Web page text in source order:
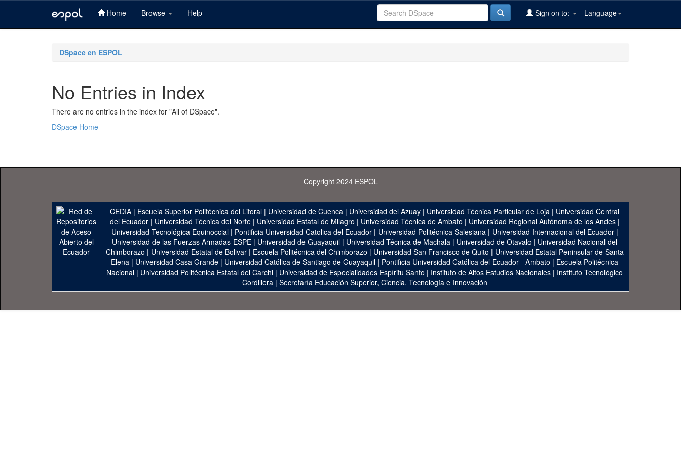
Home Browse Help Language
Sign on to:
DSpace en ESPOL
No Entries in Index
There are no entries in the index for "All of DSpace".
DSpace Home
Copyright 2024 ESPOL
CEDIA | Escuela Superior Politécnica del Litoral | Universidad de Cuenca | Universidad del Azuay | Universidad Técnica Particular de Loja | Universidad Central
del Ecuador| Universidad Técnica del Norte| Universidad Estatal de Milagro | Universidad Técnica de Ambato | Universidad Regional Autónoma de los Andes|
Universidad Tecnológica Equinoccial| Pontificia Universidad Catolica del Ecuador| Universidad Politécnica Salesiana| Universidad Internacional del Ecuador|
Universidad de las Fuerzas Armadas-ESPE | Universidad de Guayaquil | Universidad Técnica de Machala | Universidad de Otavalo | Universidad Nacional del
Chimborazo | Universidad Estatal de Bolivar| Escuela Politécnica del Chimborazo | Universidad San Francisco de Quito | Universidad Estatal Peninsular de Santa
Elena | Universidad Casa Grande | Universidad Católica de Santiago de Guayaquil | Pontificia Universidad Católica del Ecuador - Ambato | Escuela Politécnica
Nacional | Universidad Politécnica Estatal del Carchi | Universidad de Especialidades Espíritu Santo | Instituto de Altos Estudios Nacionales | Instituto Tecnológico
Cordillera| Secretaría Educación Superior, Ciencia, Tecnología e Innovación